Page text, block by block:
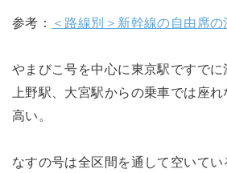
参考： ＜路線別＞新幹線の自由席
やまびこ号を中心に東京駅ですでに
上野駅、大宮駅からの乗車では座
高い。
なすの号は全区間を通して空いて